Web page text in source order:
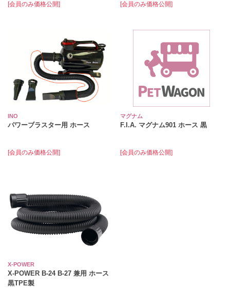
[会員のみ価格公開] [会員のみ価格公開]
INO
パワーブラスター用 ホース
[会員のみ価格公開]
マグナム
F.I.A. マグナム901 ホース 黒
[会員のみ価格公開]
X-POWER
X-POWER B-24 B-27 兼用 ホース
黒TPE製